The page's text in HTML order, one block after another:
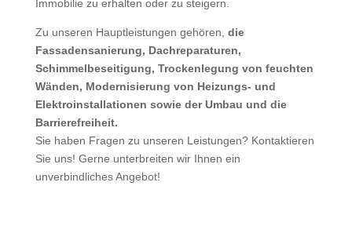
Immobilie zu erhalten oder zu steigern.
Zu unseren Hauptleistungen gehören, die
Fassadensanierung, Dachreparaturen,
Schimmelbeseitigung, Trockenlegung von feuchten
Wänden, Modernisierung von Heizungs- und
Elektroinstallationen sowie der Umbau und die
Barrierefreiheit.
Sie haben Fragen zu unseren Leistungen? Kontaktieren
Sie uns! Gerne unterbreiten wir Ihnen ein
unverbindliches Angebot!